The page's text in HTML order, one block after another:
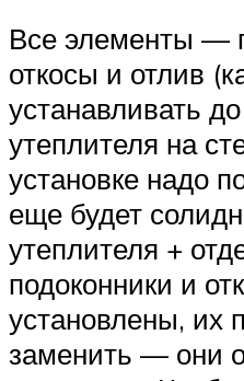
Все элементы —
откосы и отлив
устанавливать
утеплителя на
установке надо
еще будет
утеплителя +
подоконники и
установлены, их
заменить — они